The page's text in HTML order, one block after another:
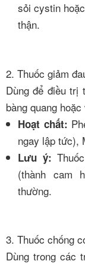
sỏi cystin
thận.
2. Thuốc giảm
Dùng để điều trị
bàng quang
Hoạt chất:
ngay lập tức),
Lưu ý:
(thành cam
thường.
3. Thuốc chống
Dùng trong các